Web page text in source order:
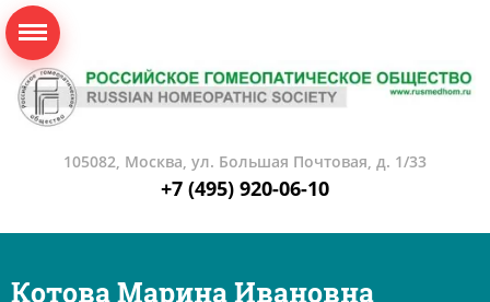
105082, Москва, ул. Большая Почтовая, д. 1/33
+7 (495) 920-06-10
Котова Марина Ивановна